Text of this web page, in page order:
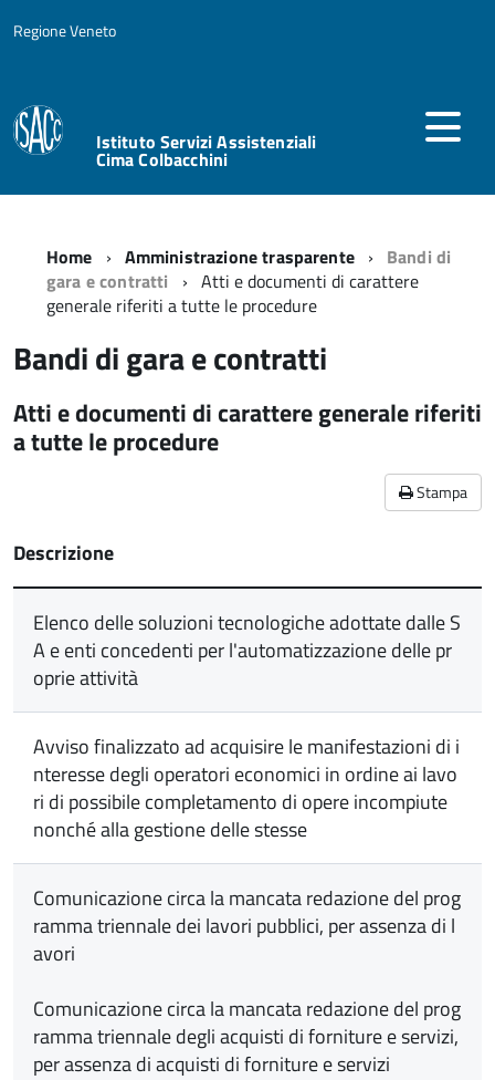
Regione Veneto
Istituto Servizi Assistenziali
Cima Colbacchini
Home Amministrazione trasparente
Bandi di
gara e contratti
Atti e documenti di carattere
generale riferiti a tutte le procedure
Bandi di gara e contratti
Atti e documenti di carattere generale riferiti
a tutte le procedure
Stampa
Descrizione
Elenco delle soluzioni tecnologiche adottate dalle S
A e enti concedenti per l'automatizzazione delle pr
oprie attività
Avviso finalizzato ad acquisire le manifestazioni di i
nteresse degli operatori economici in ordine ai lavo
ri di possibile completamento di opere incompiute
nonché alla gestione delle stesse
Comunicazione circa la mancata redazione del prog
ramma triennale dei lavori pubblici, per assenza di l
avori
Comunicazione circa la mancata redazione del prog
ramma triennale degli acquisti di forniture e servizi,
per assenza di acquisti di forniture e servizi